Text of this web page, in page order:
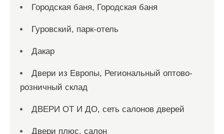
Городская баня, Городская баня
Гуровский, парк-отель
Дакар
Двери из Европы, Региональный оптово-
розничный склад
ДВЕРИ ОТ И ДО, сеть салонов дверей
Двери плюс, салон